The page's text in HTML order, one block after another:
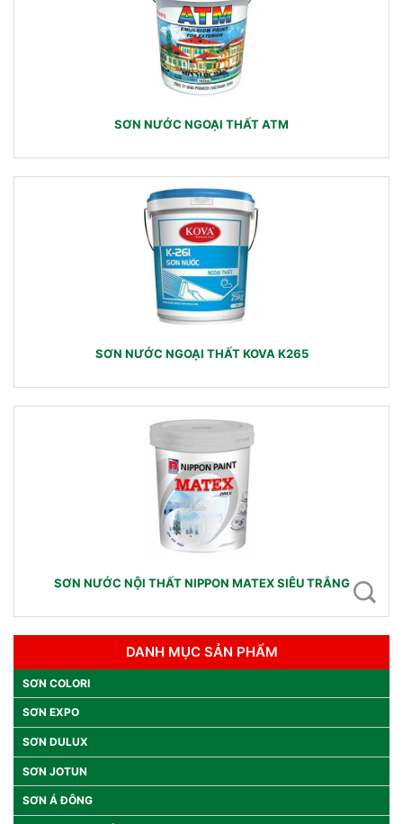
SƠN NƯỚC NGOẠI THẤT ATM
SƠN NƯỚC NGOẠI THẤT KOVA K265
SƠN NƯỚC NỘI THẤT NIPPON MATEX SIÊU TRẮNG
DANH MỤC SẢN PHẨM
SƠN COLORI
SƠN EXPO
SƠN DULUX
SƠN JOTUN
SƠN Á ĐÔNG